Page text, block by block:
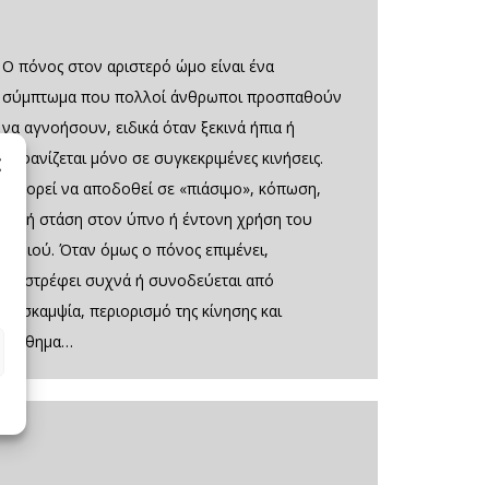
Ο πόνος στον αριστερό ώμο είναι ένα
σύμπτωμα που πολλοί άνθρωποι προσπαθούν
να αγνοήσουν, ειδικά όταν ξεκινά ήπια ή
εμφανίζεται μόνο σε συγκεκριμένες κινήσεις.
Μπορεί να αποδοθεί σε «πιάσιμο», κόπωση,
κακή στάση στον ύπνο ή έντονη χρήση του
χεριού. Όταν όμως ο πόνος επιμένει,
επιστρέφει συχνά ή συνοδεύεται από
δυσκαμψία, περιορισμό της κίνησης και
αίσθημα…